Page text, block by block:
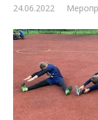
24.06.2022